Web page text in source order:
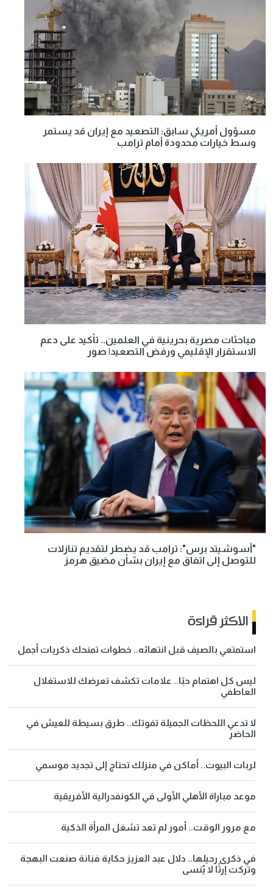
مسؤول أمريكي سابق: التصعيد مع إيران قد يستمر
وسط خيارات محدودة أمام ترامب
مباحثات مصرية بحرينية في العلمين.. تأكيد على دعم
الاستقرار الإقليمي ورفض التصعيد| صور
"أسوشيتد برس": ترامب قد يضطر لتقديم تنازلات
للتوصل إلى اتفاق مع إيران بشأن مضيق هرمز
الاكثر قراءة
استمتعي بالصيف قبل انتهائه.. خطوات تمنحك ذكريات أجمل
ليس كل اهتمام حبًا.. علامات تكشف تعرضك للاستغلال
العاطفي
لا تدعي اللحظات الجميلة تفوتك.. طرق بسيطة للعيش في
الحاضر
لربات البيوت.. أماكن في منزلك تحتاج إلى تجديد موسمي
موعد مباراة الأهلي الأولى في الكونفدرالية الأفريقية
مع مرور الوقت.. أمور لم تعد تشغل المرأة الذكية
في ذكرى رحيلها.. دلال عبد العزيز حكاية فنانة صنعت البهجة
وتركت إرثًا لا يُنسى